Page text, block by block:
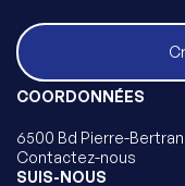
COORDONNÉES
6500 Bd Pierre-
Contactez-nous
SUIS-NOUS